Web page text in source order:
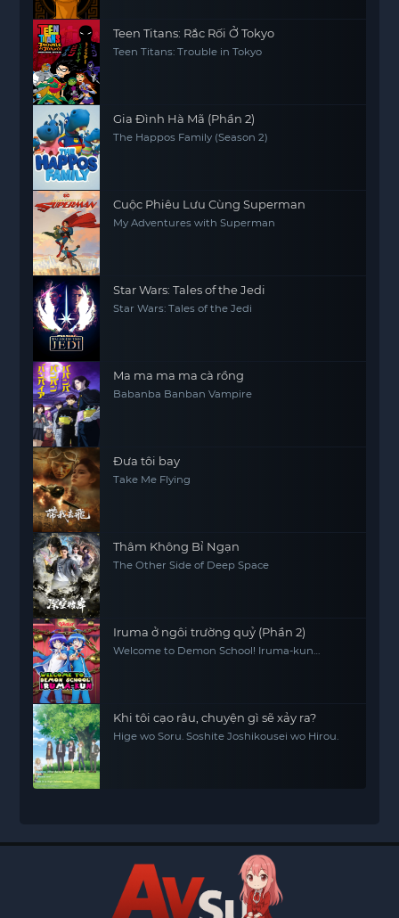
Teen Titans: Rắc Rối Ở Tokyo
Teen Titans: Trouble in Tokyo
Gia Đình Hà Mã (Phần 2)
The Happos Family (Season 2)
Cuộc Phiêu Lưu Cùng Superman
My Adventures with Superman
Star Wars: Tales of the Jedi
Star Wars: Tales of the Jedi
Ma ma ma ma cà rồng
Babanba Banban Vampire
Đưa tôi bay
Take Me Flying
Thâm Không Bỉ Ngạn
The Other Side of Deep Space
Iruma ở ngôi trường quỷ (Phần 2)
Welcome to Demon School! Iruma-kun
Khi tôi cạo râu, chuyện gì sẽ xảy ra?
Hige wo Soru. Soshite Joshikousei wo Hirou.